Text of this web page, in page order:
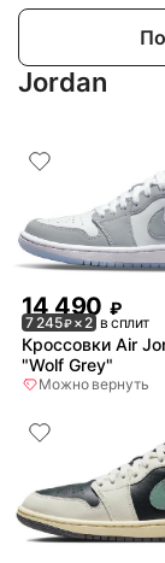
Jordan
14 490 ₽
7 245₽× 2 в сплит
Кроссовки Air
"Wolf Grey"
Можно вернуть